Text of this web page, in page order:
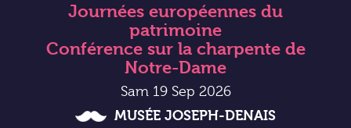
Journées européennes du
patrimoine
Conférence sur la charpente de
Notre-Dame
Sam 19 Sep 2026
MUSÉE JOSEPH-DENAIS